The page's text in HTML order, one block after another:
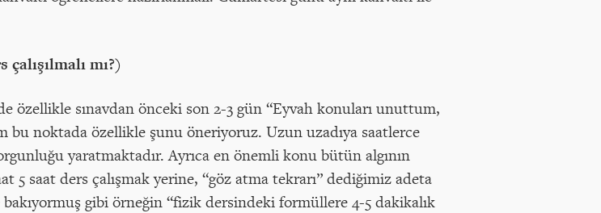
mı?)
özellikle sınavdan önceki son 2-3 gün “Eyvah konuları unuttum,
bu noktada özellikle şunu öneriyoruz. Uzun uzadıya saatlerce
yaratmaktadır. Ayrıca en önemli konu bütün algının
5 saat ders çalışmak yerine, “göz atma tekrarı” dediğimiz adeta
gibi örneğin “fizik dersindeki formüllere 4-5 dakikalık